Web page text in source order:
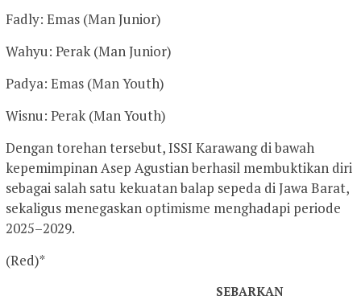
Fadly: Emas (Man Junior)
Wahyu: Perak (Man Junior)
Padya: Emas (Man Youth)
Wisnu: Perak (Man Youth)
Dengan torehan tersebut, ISSI Karawang di bawah
kepemimpinan Asep Agustian berhasil membuktikan diri
sebagai salah satu kekuatan balap sepeda di Jawa Barat,
sekaligus menegaskan optimisme menghadapi periode
2025–2029.
(Red)*
SEBARKAN